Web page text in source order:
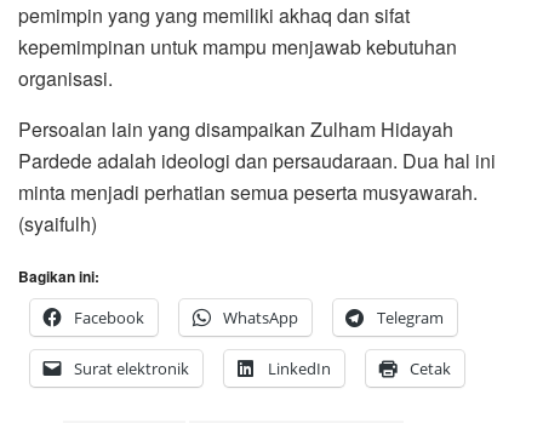
pemimpin yang yang memiliki akhaq dan sifat
kepemimpinan untuk mampu menjawab kebutuhan
organisasi.
Persoalan lain yang disampaikan Zulham Hidayah
Pardede adalah ideologi dan persaudaraan. Dua hal ini
minta menjadi perhatian semua peserta musyawarah.
(syaifulh)
Bagikan ini:
Facebook
WhatsApp Telegram
Surat elektronik LinkedIn Cetak